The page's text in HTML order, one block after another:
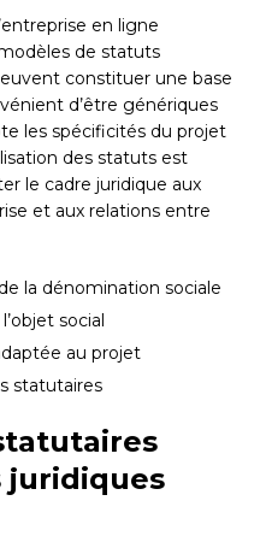
en ligne
de statuts
constituer une base
d’être génériques
les spécificités du projet
des statuts est
le cadre juridique aux
et aux relations entre
la dénomination sociale
social
au projet
statutaires
juridiques